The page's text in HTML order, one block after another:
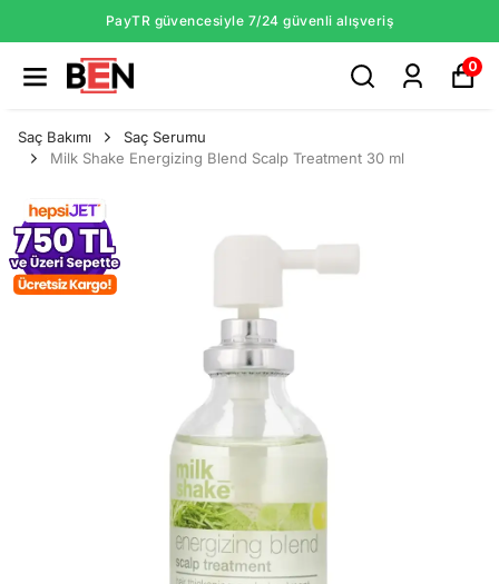
PayTR güvencesiyle 7/24 güvenli alışveriş
0
Saç Bakımı
Saç Serumu
Milk Shake Energizing Blend Scalp Treatment 30 ml